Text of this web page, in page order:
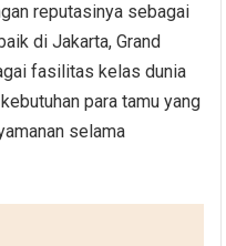
reputasinya sebagai
di Jakarta, Grand
fasilitas kelas dunia
para tamu yang
selama